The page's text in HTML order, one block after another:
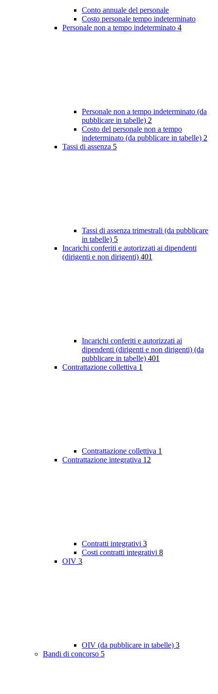
Conto annuale del personale
Costo personale tempo indeterminato
Personale non a tempo indeterminato 4
Personale non a tempo indeterminato (da
pubblicare in tabelle) 2
Costo del personale non a tempo
indeterminato (da pubblicare in tabelle) 2
Tassi di assenza 5
Tassi di assenza trimestrali (da pubblicare
in tabelle) 5
Incarichi conferiti e autorizzati ai dipendenti
(dirigenti e non dirigenti) 401
Incarichi conferiti e autorizzati ai
dipendenti (dirigenti e non dirigenti) (da
pubblicare in tabelle) 401
Contrattazione collettiva 1
Contrattazione collettiva 1
Contrattazione integrativa 12
Contratti integrativi 3
Costi contratti integrativi 8
OIV 3
OIV (da pubblicare in tabelle) 3
Bandi di concorso 5